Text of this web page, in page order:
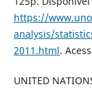
https://
analysis/
2011.html.
UNITED